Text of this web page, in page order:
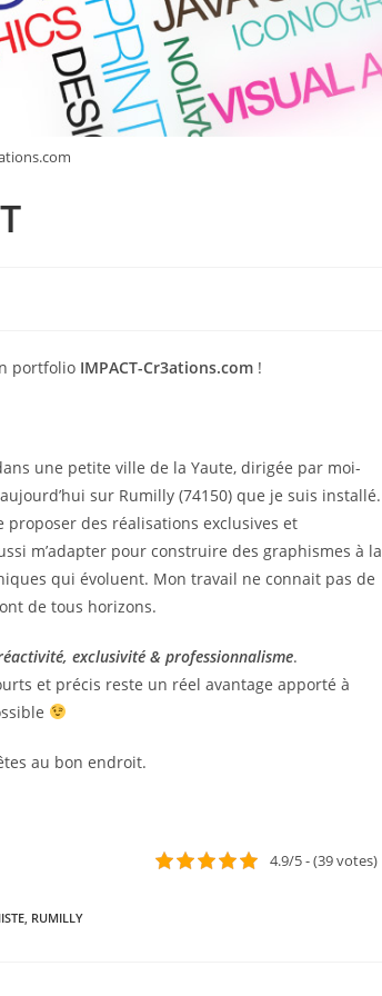
portfolio IMPACT-Cr3ations.com !
une petite ville de la Yaute, dirigée par moi-
sur Rumilly (74150) que je suis installé.
proposer des réalisations exclusives et
m’adapter pour construire des graphismes à la
qui évoluent. Mon travail ne connait pas de
de tous horizons.
exclusivité & professionnalisme.
et précis reste un réel avantage apporté à
au bon endroit.
4.9/5 - (39 votes)
RUMILLY